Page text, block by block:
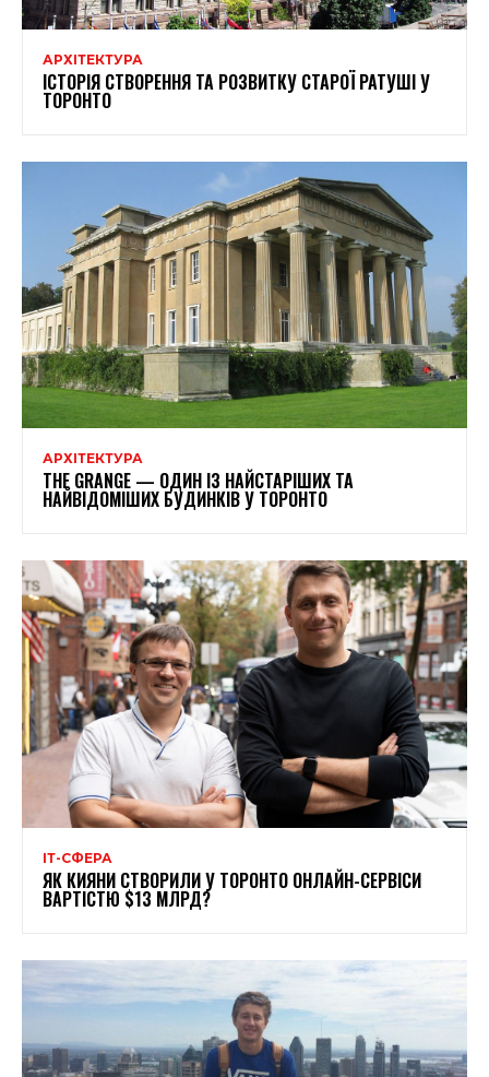
АРХІТЕКТУРА
ІСТОРІЯ СТВОРЕННЯ ТА РОЗВИТКУ СТАРОЇ РАТУШІ У
ТОРОНТО
АРХІТЕКТУРА
THE GRANGE — ОДИН ІЗ НАЙСТАРІШИХ ТА
НАЙВІДОМІШИХ БУДИНКІВ У ТОРОНТО
ІТ-СФЕРА
ЯК КИЯНИ СТВОРИЛИ У ТОРОНТО ОНЛАЙН-СЕРВІСИ
ВАРТІСТЮ $13 МЛРД?